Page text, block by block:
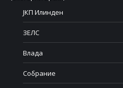
ЈКП Илинден
ЗЕЛС
Влада
Собрание